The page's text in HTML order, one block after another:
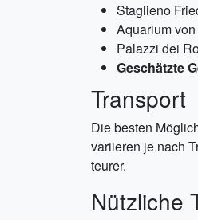
Staglieno
Aquarium
Palazzi dei
Geschätzte
Transport
Die besten
variieren je nach
teurer.
Nützliche